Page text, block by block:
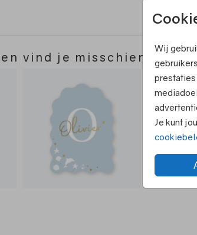
Wij
prestaties
Je kunt
met de code "GRATIS" om te zien hoe
vind je misschien ook